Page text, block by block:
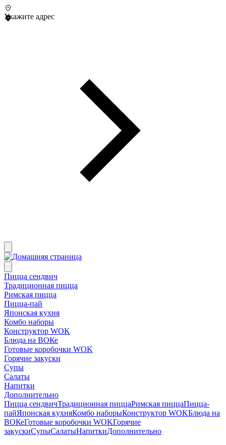
Укажите адрес
Пицца сендвич
Традиционная пицца
Римская пицца
Пицца-пай
Японская кухня
Комбо наборы
Конструктор WOK
Блюда на ВОКе
Готовые коробочки WOK
Горячие закуски
Супы
Салаты
Напитки
Дополнительно
Пицца сендвичТрадиционная пиццаРимская пиццаПицца-
пайЯпонская кухняКомбо наборыКонструктор WOKБлюда на
ВОКеГотовые коробочки WOKГорячие
закускиСупыСалатыНапиткиДополнительно